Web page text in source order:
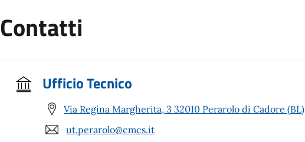
Contatti
Ufficio Tecnico
Via Regina Margherita, 3 32010 Perarolo di Cadore (BL)
ut.perarolo@cmcs.it